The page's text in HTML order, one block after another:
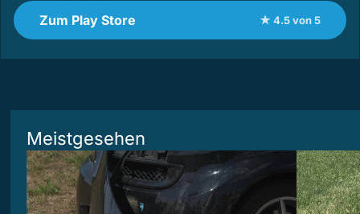
Zum Play Store ★ 4.5 von 5
Meistgesehen